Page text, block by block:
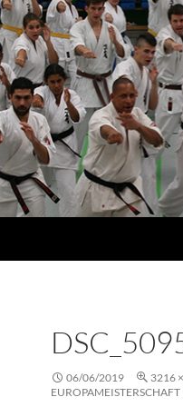
06/06/2019 3216
EUROPAMEISTERSCHAFT